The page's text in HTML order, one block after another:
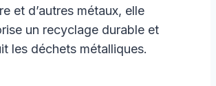
et d’autres métaux, elle
un recyclage durable et
les déchets métalliques.